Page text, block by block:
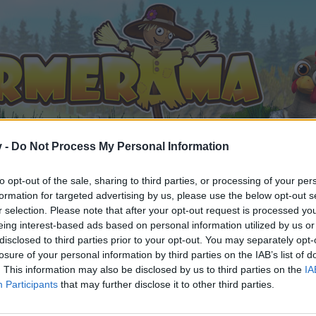
- Do Not Process My Personal Information
opt-out of the sale, sharing to third parties, or processing of your
for targeted advertising by us, please use the below opt-out
selection. Please note that after your opt-out request is processed
interest-based ads based on personal information utilized by us
to third parties prior to your opt-out. You may separately
of your personal information by third parties on the IAB’s list of
This information may also be disclosed by us to third parties on the
Participants that may further disclose it to other third parties.
usw. Links von Euch für Euch (2)
gefällt
teilnehmen oder eigene Themen starten möchtest,